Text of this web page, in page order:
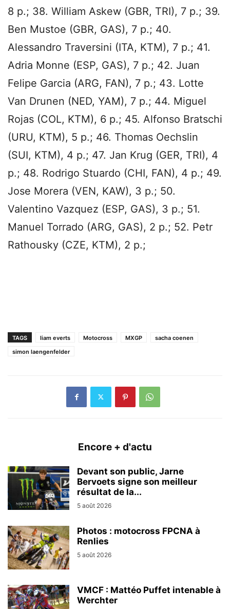
8 p.; 38. William Askew (GBR, TRI), 7 p.; 39.
Ben Mustoe (GBR, GAS), 7 p.; 40.
Alessandro Traversini (ITA, KTM), 7 p.; 41.
Adria Monne (ESP, GAS), 7 p.; 42. Juan
Felipe Garcia (ARG, FAN), 7 p.; 43. Lotte
Van Drunen (NED, YAM), 7 p.; 44. Miguel
Rojas (COL, KTM), 6 p.; 45. Alfonso Bratschi
(URU, KTM), 5 p.; 46. Thomas Oechslin
(SUI, KTM), 4 p.; 47. Jan Krug (GER, TRI), 4
p.; 48. Rodrigo Stuardo (CHI, FAN), 4 p.; 49.
Jose Morera (VEN, KAW), 3 p.; 50.
Valentino Vazquez (ESP, GAS), 3 p.; 51.
Manuel Torrado (ARG, GAS), 2 p.; 52. Petr
Rathousky (CZE, KTM), 2 p.;
TAGS liam everts Motocross MXGP
sacha coenen
simon laengenfelder
Encore + d'actu
Devant son public, Jarne
Bervoets signe son meilleur
résultat de la...
5 août 2026
Photos : motocross FPCNA à
Renlies
5 août 2026
VMCF : Mattéo Puffet intenable à
Werchter